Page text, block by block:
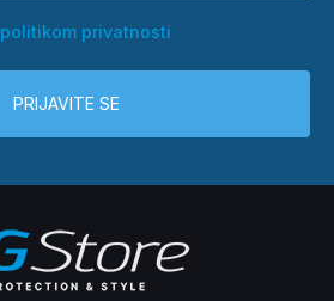
politikom privatnosti
PRIJAVITE SE